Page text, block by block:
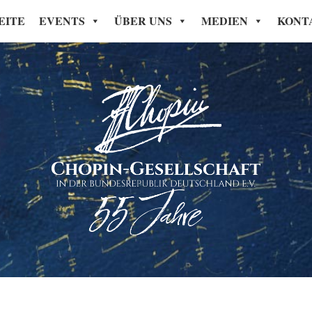
EVENTS ÜBER UNS MEDIEN
Chopin-Gesellschaft